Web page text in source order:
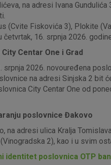
na adresi Ivana
(Cvite Fiskovića 3), Plokite
četvrtak, 16. srpnja 2026.
Centar One i Grad
srpnja 2026. novouređena
na adresi Sinjska 2 bit
City Centar One od
poslovnice Đakovo
na adresi ulica Kralja
2), kao i u svim
identitet poslovnica OTP